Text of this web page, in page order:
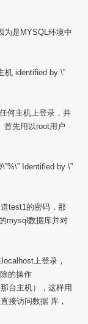
为是MYSQL环境中
机 identified by \”
何主机上登录，并
首先用以root用户
Identified by \”
test1的密码，那
mysql数据库并对
上登录，
的操作
台主机），这样用
接访问数据 库，